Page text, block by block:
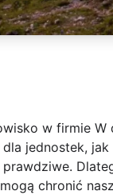
w firmie
jednostek,
chronić